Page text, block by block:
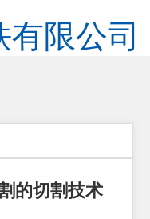
限公司
的切割技术